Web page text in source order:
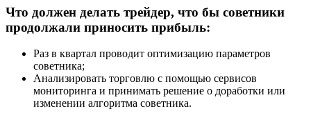
Что должен делать трейдер, что бы советники
продолжали приносить прибыль:
Раз в квартал проводит оптимизацию параметров
советника;
Анализировать торговлю с помощью сервисов
мониторинга и принимать решение о доработки или
изменении алгоритма советника.